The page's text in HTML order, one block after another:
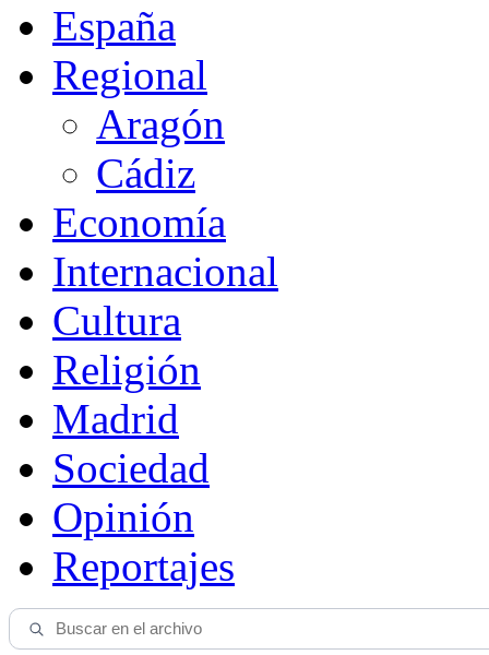
España
Regional
Aragón
Cádiz
Economía
Internacional
Cultura
Religión
Madrid
Sociedad
Opinión
Reportajes